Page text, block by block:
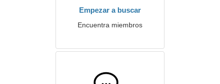
Empezar a buscar
Encuentra miembros